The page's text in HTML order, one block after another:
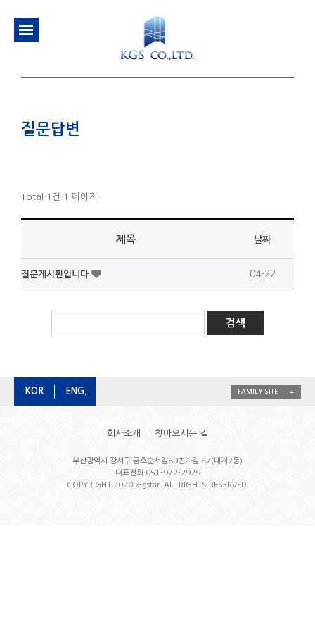
질문답변
Total 1건 1 페이지
제목 날짜
질문게시판입니다 04-22
KOR ENG. FAMILY SITE
회사소개 찾아오시는 길
부산광역시 강서구 금호순서길89번가길 87(대저2동)
대표전화 051-972-2929
COPYRIGHT 2020 k-gstar. ALL RIGHTS RESERVED.